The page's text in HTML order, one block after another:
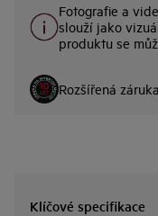
Fotografie a
slouží jako
produktu se
Rozšířená
Klíčové specifikace